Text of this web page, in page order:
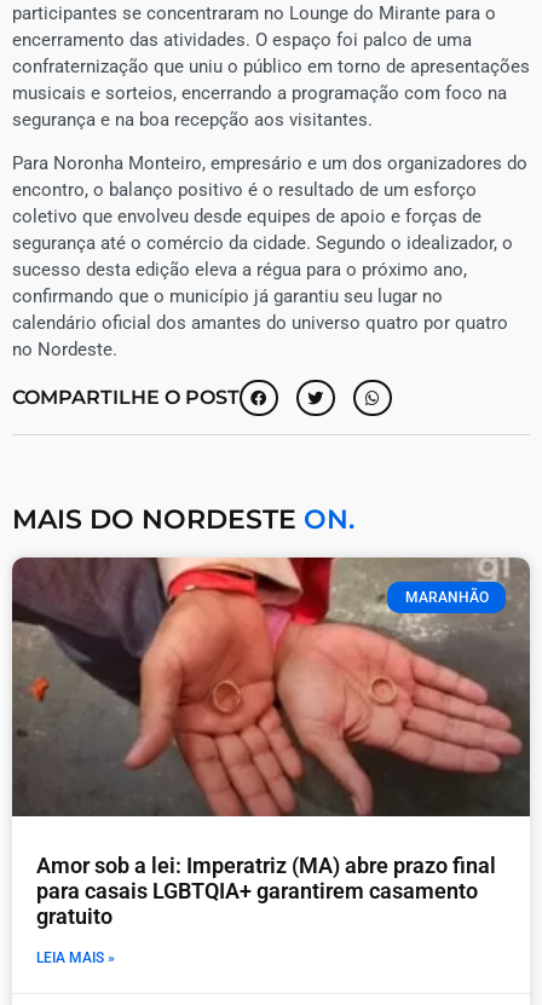
participantes se concentraram no Lounge do Mirante para o
encerramento das atividades. O espaço foi palco de uma
confraternização que uniu o público em torno de apresentações
musicais e sorteios, encerrando a programação com foco na
segurança e na boa recepção aos visitantes.
​Para Noronha Monteiro, empresário e um dos organizadores do
encontro, o balanço positivo é o resultado de um esforço
coletivo que envolveu desde equipes de apoio e forças de
segurança até o comércio da cidade. Segundo o idealizador, o
sucesso desta edição eleva a régua para o próximo ano,
confirmando que o município já garantiu seu lugar no
calendário oficial dos amantes do universo quatro por quatro
no Nordeste.
COMPARTILHE O POST
MAIS DO NORDESTE ON.
MARANHÃO
Amor sob a lei: Imperatriz (MA) abre prazo final
para casais LGBTQIA+ garantirem casamento
gratuito
LEIA MAIS »